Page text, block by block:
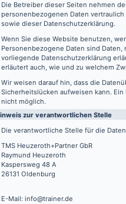
Die Betreiber dieser Seiten nehmen
personenbezogenen Daten
sowie dieser Datenschutzerklärung.
Wenn Sie diese Website benutzen,
Personenbezogene Daten sind
vorliegende Datenschutzerklärung
erläutert auch, wie und zu welchem
Wir weisen darauf hin, dass die
Sicherheitslücken aufweisen kann.
nicht möglich.
zur verantwortlichen Stelle
Die verantwortliche Stelle für die
TMS Heuzeroth+Partner GbR
Raymund Heuzeroth
Kaspersweg 48 A
26131 Oldenburg
E-Mail: info@trainer.de